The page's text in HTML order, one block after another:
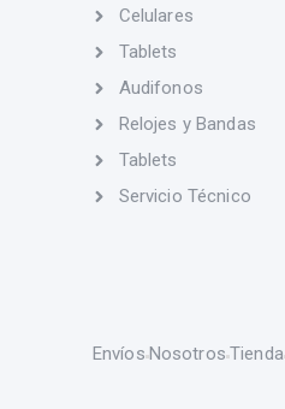
Celulares
Tablets
Audifonos
Relojes y Bandas
Tablets
Servicio Técnico
Envíos Nosotros Tienda